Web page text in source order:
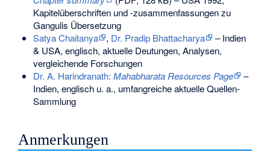
Kapitelüberschriften und -zusammenfassungen zu
Gangulis Übersetzung
Satya Chaitanya
, Dr. Pradip Bhattacharya
– Indien
& USA, englisch, aktuelle Deutungen, Analysen,
vergleichende Forschungen
Dr. A. Harindranath: Mahabharata Resources Page
–
Indien, englisch u. a., umfangreiche aktuelle Quellen-
Sammlung
Anmerkungen